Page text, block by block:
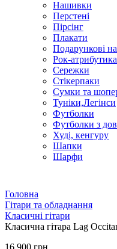
Нашивки
Перстені
Пірсінг
Плакати
Подарункові
Рок-
Сережки
Стікерпаки
Сумки та
Туніки,Легінси
Футболки
Футболки з
Худі, кенгуру
Шапки
Шарфи
Головна
Гітари та обладнання
Класичні гітари
Класична гітара Lag
16 900 грн